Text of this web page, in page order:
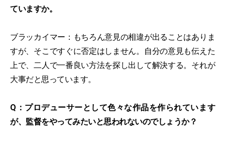
ていますか。
ブラッカイマー：もちろん意見の相違が出ることはありま
すが、そこですぐに否定はしません。自分の意見も伝えた
上で、二人で一番良い方法を探し出して解決する。それが
大事だと思っています。
Q：プロデューサーとして色々な作品を作られています
が、監督をやってみたいと思われないのでしょうか？